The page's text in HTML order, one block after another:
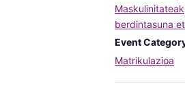
berdintasuna
Event
Matrikulazioa